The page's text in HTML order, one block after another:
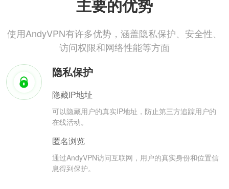
主要的优势
使用AndyVPN有许多优势，涵盖隐私保护、安全性、
访问权限和网络性能等方面
隐私保护
隐藏IP地址
可以隐藏用户的真实IP地址，防止第三方追踪用户的
在线活动。
匿名浏览
通过AndyVPN访问互联网，用户的真实身份和位置信
息得到保护。